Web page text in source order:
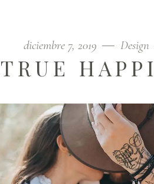
diciembre 7, 2019 Design
TRUE